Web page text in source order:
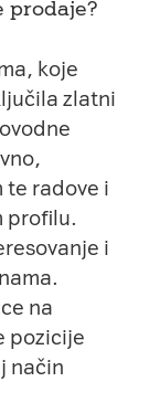
prodaje?
koje
zlatni
radove i
profilu.
i
na
pozicije
način